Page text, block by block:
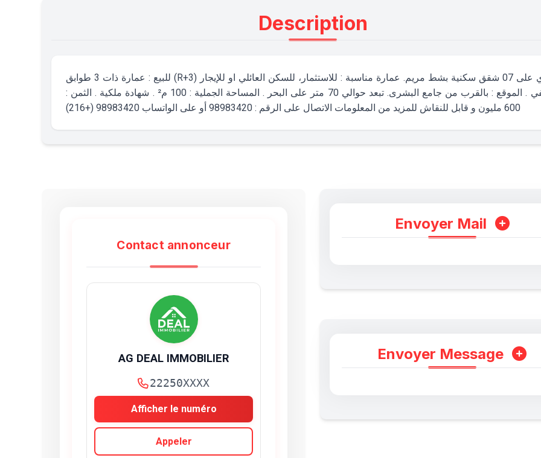
Description
للبيع : عمارة ذات 3 طوابق (R+3) تحتوي على 07 شقق سكنية بشط مريم. عمارة مناسبة : للاستثمار، للسكن العائلي او للإيجار
الصيفي . الموقع : بالقرب من جامع البشرى. تبعد حوالي 70 متر على البحر . المساحة الجملية : 100 م² . شهادة ملكية . الثمن :
600 مليون و قابل للنقاش للمزيد من المعلومات الاتصال على الرقم : 98983420 أو على الواتساب 98983420 (+216)
Contact annonceur
AG DEAL IMMOBILIER
22250XXXX
Afficher le numéro
Appeler
Envoyer Mail
Envoyer Message